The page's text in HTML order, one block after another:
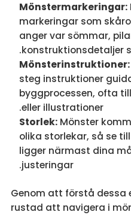
Mönstermarkeringar:
markeringar som
anger var sömmar,
konstruktionsdetaljer
Mönsterinstruktioner:
steg instruktioner
byggprocessen, ofta
eller illustrationer.
Storlek:Mönster
olika storlekar, så se
ligger närmast dina
justeringar.
Genom att förstå dessa
rustad att navigera i